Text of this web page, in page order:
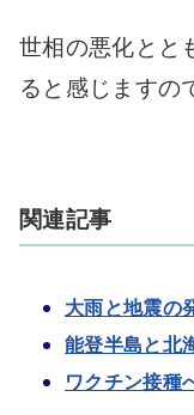
世相の悪化とと
ると感じますの
関連記事
大雨と地震の
能登半島と北
ワクチン接種